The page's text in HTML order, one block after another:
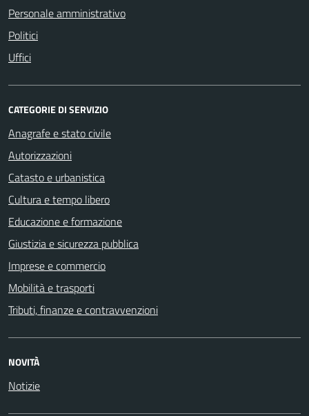
Personale amministrativo
Politici
Uffici
CATEGORIE DI SERVIZIO
Anagrafe e stato civile
Autorizzazioni
Catasto e urbanistica
Cultura e tempo libero
Educazione e formazione
Giustizia e sicurezza pubblica
Imprese e commercio
Mobilità e trasporti
Tributi, finanze e contravvenzioni
NOVITÀ
Notizie